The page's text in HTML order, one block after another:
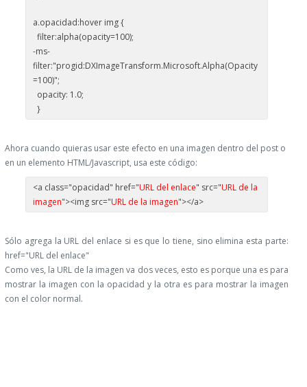
a.opacidad:hover img {
filter:alpha(opacity=100);
-ms-
filter:"progid:DXImageTransform.Microsoft.Alpha(Opacity
=100)";
opacity: 1.0;
}
Ahora cuando quieras usar este efecto en una imagen dentro del post o
en un elemento HTML/Javascript, usa este código:
<a class="opacidad" href="URL del enlace" src="URL de la
imagen"><img src="URL de la imagen"></a>
Sólo agrega la URL del enlace si es que lo tiene, sino elimina esta parte:
href="URL del enlace"
Como ves, la URL de la imagen va dos veces, esto es porque una es para
mostrar la imagen con la opacidad y la otra es para mostrar la imagen
con el color normal.